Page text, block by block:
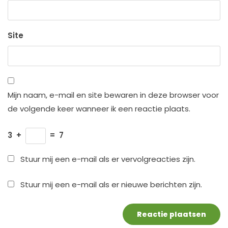
Site
Mijn naam, e-mail en site bewaren in deze browser voor
de volgende keer wanneer ik een reactie plaats.
3 + = 7
Stuur mij een e-mail als er vervolgreacties zijn.
Stuur mij een e-mail als er nieuwe berichten zijn.